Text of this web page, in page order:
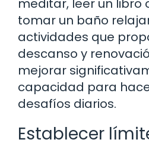
meditar, leer un libro
tomar un baño
actividades que
descanso y
mejorar
capacidad para
desafíos diarios.
Establecer